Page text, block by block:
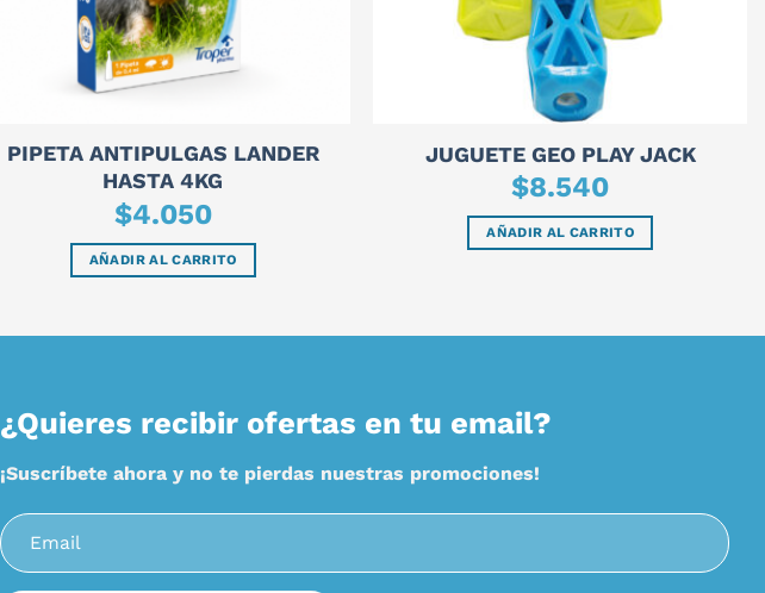
PIPETA ANTIPULGAS LANDER
HASTA 4KG
$4.050
AÑADIR AL CARRITO
JUGUETE GEO PLAY JACK
$8.540
AÑADIR AL CARRITO
¿Quieres recibir ofertas en tu email?
¡Suscríbete ahora y no te pierdas nuestras promociones!